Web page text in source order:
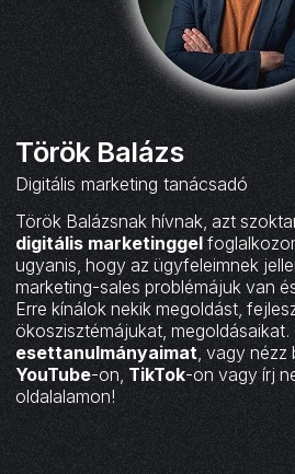
Török Balázs
Digitális marketing tanácsadó
Török Balázsnak hívnak, azt
digitális marketinggel
ugyanis, hogy az ügyfeleimnek
marketing-sales problémájuk van
Erre kínálok nekik megoldást,
ökoszisztémájukat, megoldásaikat.
esettanulmányaimat, vagy nézz
YouTube-on, TikTok-on vagy írj
oldalalamon!